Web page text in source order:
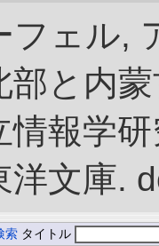
フェル,
部と内
情報学
洋文庫.
索 タイトル